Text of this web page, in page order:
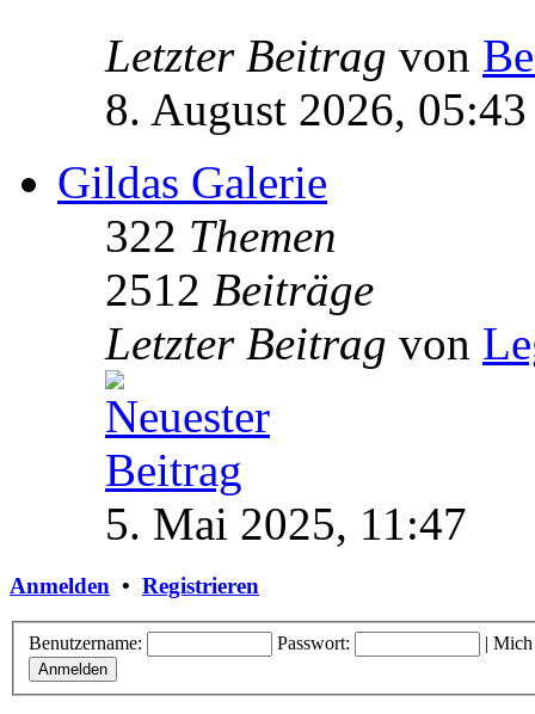
Letzter Beitrag von
8. August 2026, 05:43
Gildas Galerie
322 Themen
2512 Beiträge
Letzter Beitrag von
5. Mai 2025, 11:47
Anmelden • Registrieren
Benutzername: Passwort: | Mich